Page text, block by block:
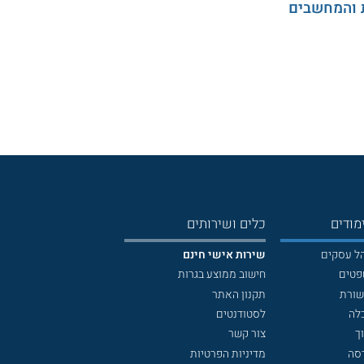
והמחשבים
עסקים
כלים ושירותים
שירות אישי חינם
חישוב ממוצע בגרות
תקנון האתר
לסטודנטים
צור קשר
מדיניות הפרטיות